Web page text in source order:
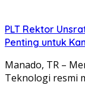
​PLT Rektor
Penting untuk
Manado, TR –
Teknologi resmi